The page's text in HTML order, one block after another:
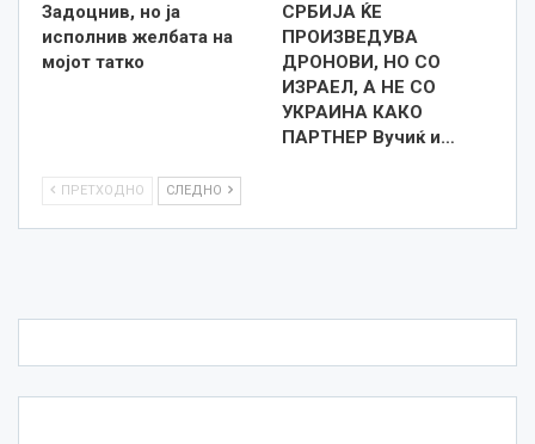
Задоцнив, но ја
исполнив желбата на
мојот татко
СРБИЈА ЌЕ
ПРОИЗВЕДУВА
ДРОНОВИ, НО СО
ИЗРАЕЛ, А НЕ СО
УКРАИНА КАКО
ПАРТНЕР Вучиќ и…
ПРЕТХОДНО СЛЕДНО